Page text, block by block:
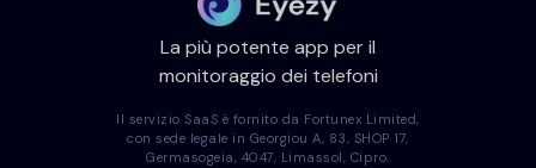
La più potente app per il
monitoraggio dei telefoni
Il servizio SaaS è fornito da Fortunex Limited,
con sede legale in Georgiou A, 83, SHOP 17,
Germasogeia, 4047, Limassol, Cipro.